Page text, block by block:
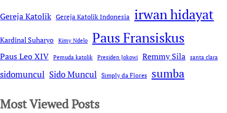
Gereja Katolik Gereja Katolik Indonesia irwan hidayat
Kardinal Suharyo Kimy Ndelo Paus Fransiskus
Paus Leo XIV Pemuda katolik Presiden Jokowi Remmy Sila santa clara
sidomuncul Sido Muncul Simply da Flores sumba
Most Viewed Posts